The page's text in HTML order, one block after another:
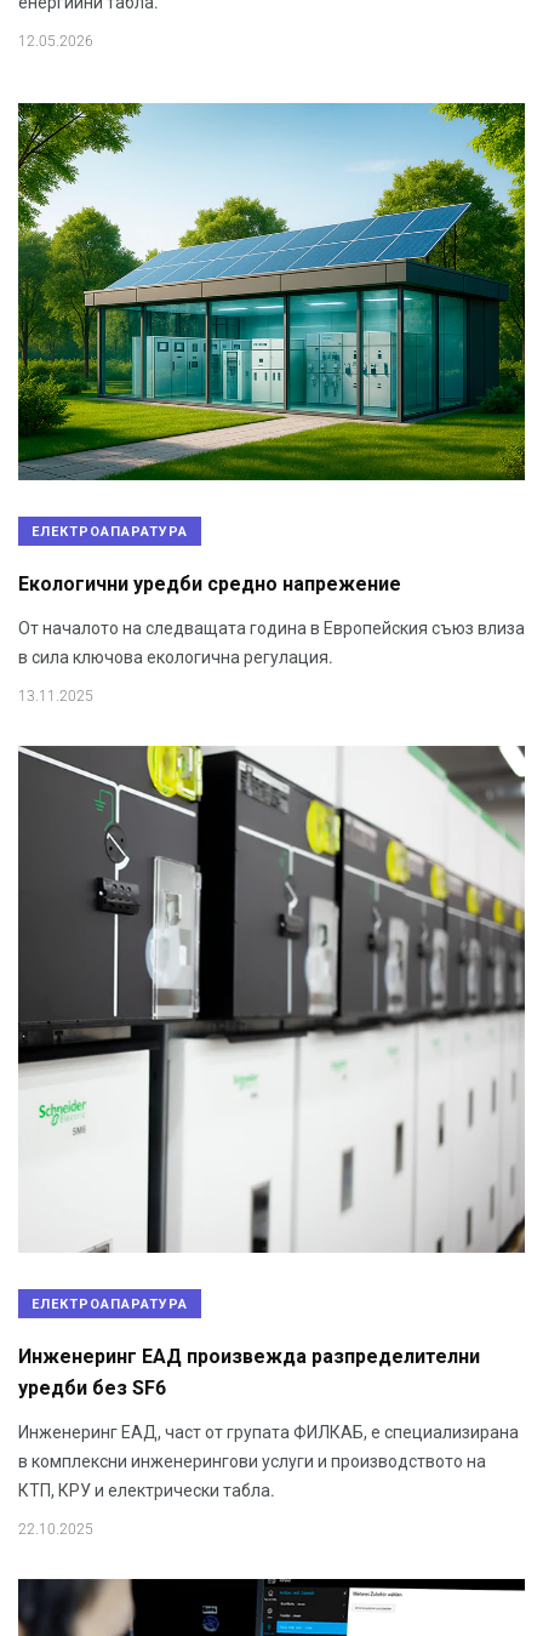
12.05.2026
ЕЛЕКТРОАПАРАТУРА
Екологични уредби средно напрежение
От началото на следващата година в Европейския съюз влиза
в сила ключова екологична регулация.
13.11.2025
ЕЛЕКТРОАПАРАТУРА
Инженеринг ЕАД произвежда разпределителни
уредби без SF6
Инженеринг ЕАД, част от групата ФИЛКАБ, е специализирана
в комплексни инженерингови услуги и производството на
КТП, КРУ и електрически табла.
22.10.2025